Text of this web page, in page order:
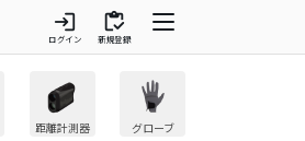
login
ログイン
inventory
新規登録
距離計測器 グローブ